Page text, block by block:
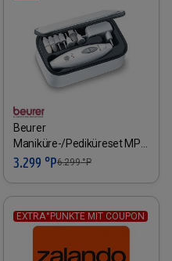
Beurer
Maniküre-/Pediküreset MP
41
3.299 °P6.299°P
EXTRA°PUNKTE MIT COUPON